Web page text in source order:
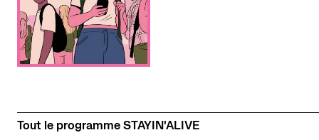
Tout le programme STAYIN'ALIVE